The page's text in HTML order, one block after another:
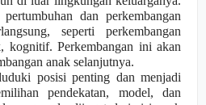
dan perkembangan
seperti perkembangan
kognitif. Perkembangan ini akan
anak selanjutnya.
posisi penting dan menjadi
pendekatan, model, dan